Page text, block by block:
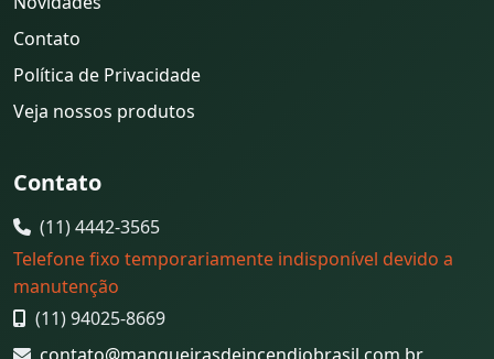
Contato
Política de Privacidade
Veja nossos produtos
Contato
(11) 4442-3565
Telefone fixo temporariamente indisponível devido a
manutenção
(11) 94025-8669